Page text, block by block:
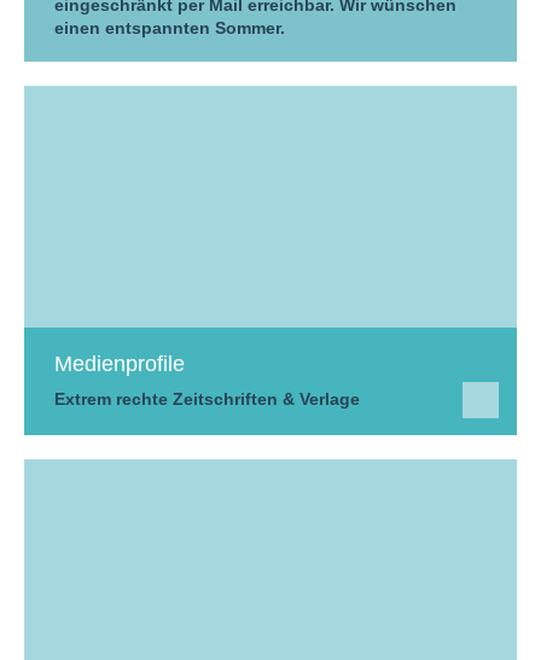
eingeschränkt per Mail erreichbar. Wir wünschen
einen entspannten Sommer.
Medienprofile
Extrem rechte Zeitschriften & Verlage